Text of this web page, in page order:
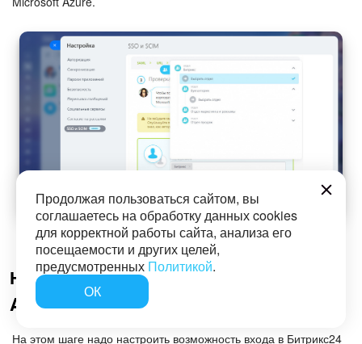
Настройка мобильных платформ: iOS и
Android
На этом шаге надо настроить возможность входа в Битрикс24
Продолжая пользоваться сайтом, вы
соглашаетесь на обработку данных cookies
для корректной работы сайта, анализа его
посещаемости и других целей,
предусмотренных Политикой.
ОК